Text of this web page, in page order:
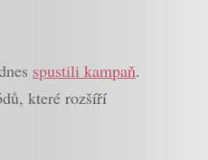
spustili kampaň.
které rozšíří